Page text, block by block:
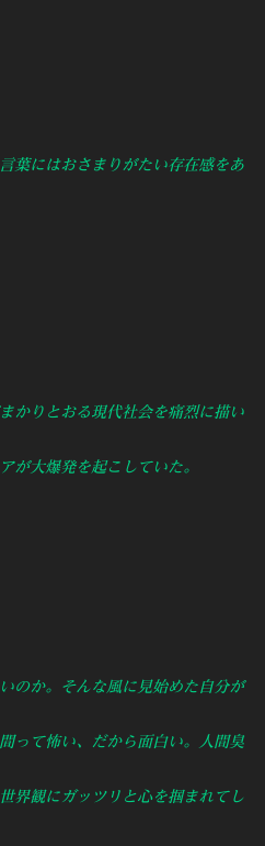
葉にはおさまりがたい存在感をあ
かりとおる現代社会を痛烈に描い
が大爆発を起こしていた。
のか。そんな風に見始めた自分が
って怖い、だから面白い。人間臭
界観にガッツリと心を掴まれてし